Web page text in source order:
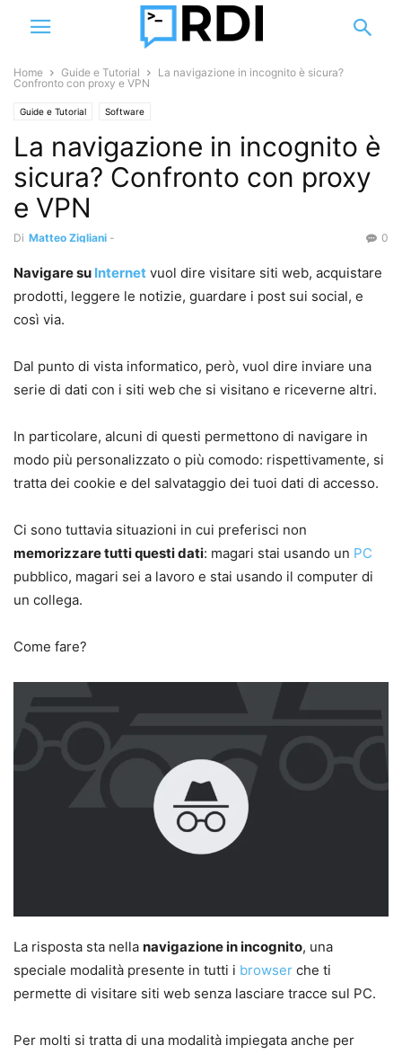
Home Guide e Tutorial
La navigazione in incognito è sicura?
Confronto con proxy e VPN
Guide e Tutorial Software
La navigazione in incognito è
sicura? Confronto con proxy
e VPN
Di Matteo Zigliani - 0
Navigare su Internet vuol dire visitare siti web, acquistare
prodotti, leggere le notizie, guardare i post sui social, e
così via.
Dal punto di vista informatico, però, vuol dire inviare una
serie di dati con i siti web che si visitano e riceverne altri.
In particolare, alcuni di questi permettono di navigare in
modo più personalizzato o più comodo: rispettivamente, si
tratta dei cookie e del salvataggio dei tuoi dati di accesso.
Ci sono tuttavia situazioni in cui preferisci non
memorizzare tutti questi dati: magari stai usando un PC
pubblico, magari sei a lavoro e stai usando il computer di
un collega.
Come fare?
La risposta sta nella navigazione in incognito, una
speciale modalità presente in tutti i browser che ti
permette di visitare siti web senza lasciare tracce sul PC.
Per molti si tratta di una modalità impiegata anche per